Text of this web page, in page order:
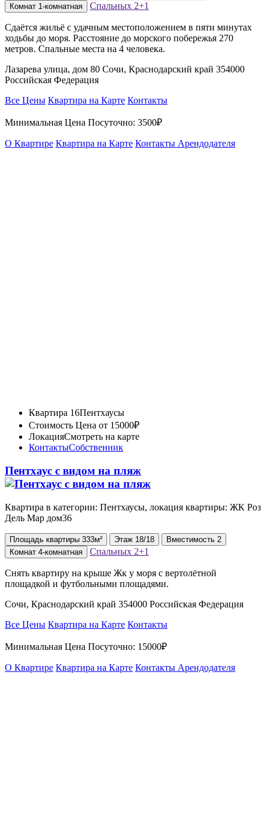
Комнат 1-комнатная Спальных 2+1
Сдаётся жильё с удачным местоположением в пяти минутах
ходьбы до моря. Расстояние до морского побережья 270
метров. Спальные места на 4 человека.
Лазарева улица, дом 80 Сочи, Краснодарский край 354000
Российская Федерация
Все Цены Квартира на Карте Контакты
Минимальная Цена Посуточно: 3500₽
О Квартире Квартира на Карте Контакты Арендодателя
Квартира 16Пентхаусы
Стоимость Цена от 15000₽
ЛокацияСмотреть на карте
КонтактыСобственник
Пентхаус с видом на пляж
Квартира в категории: Пентхаусы, локация квартиры: ЖК ⁠Роз
Дель Мар дом36
Площадь квартиры 333м² Этаж 18/18 Вместимость 2
Комнат 4-комнатная Спальных 2+1
Снять квартиру на крыше Жк у моря с вертолётной
площадкой и футбольными площадями.
Сочи, Краснодарский край 354000 Российская Федерация
Все Цены Квартира на Карте Контакты
Минимальная Цена Посуточно: 15000₽
О Квартире Квартира на Карте Контакты Арендодателя